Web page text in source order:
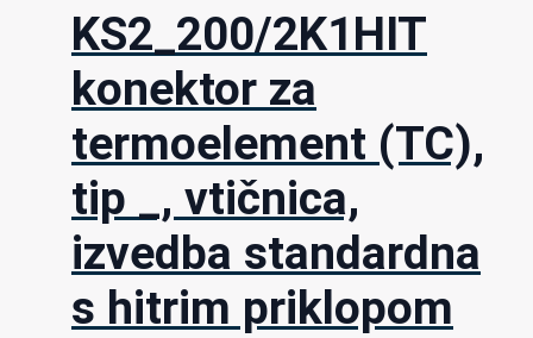
KS2_200/2K1HIT
konektor za
termoelement (TC),
tip _, vtičnica,
izvedba standardna
s hitrim priklopom